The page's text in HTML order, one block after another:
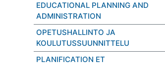
EDUCATIONAL PLANNING AND
ADMINISTRATION
OPETUSHALLINTO JA
KOULUTUSSUUNNITTELU
PLANIFICATION ET